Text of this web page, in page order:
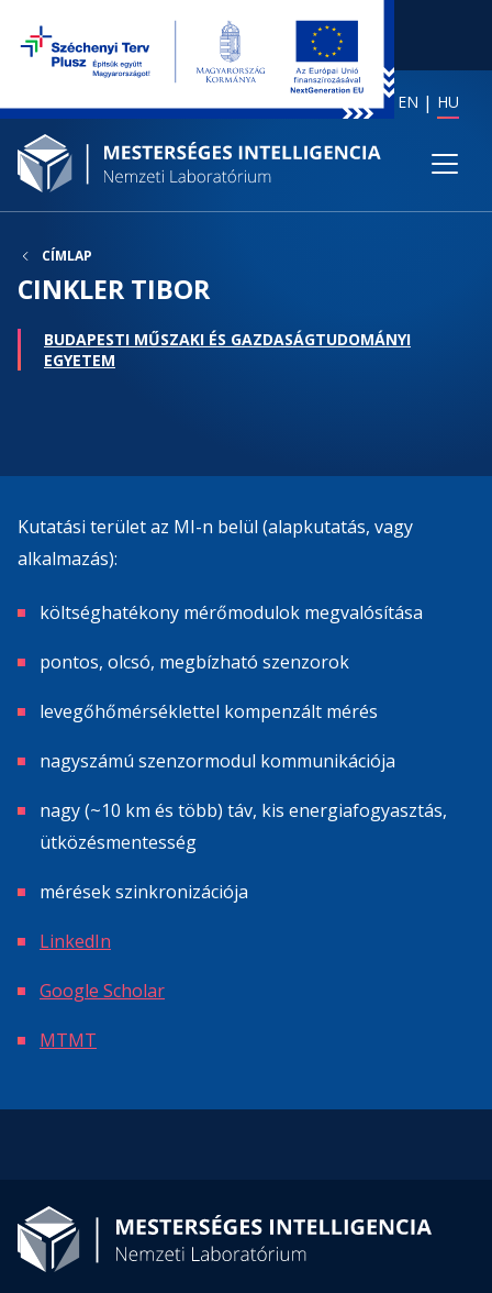
EN HU
CÍMLAP
CINKLER TIBOR
BUDAPESTI MŰSZAKI ÉS GAZDASÁGTUDOMÁNYI
EGYETEM
Kutatási terület az MI-n belül (alapkutatás, vagy
alkalmazás):
költséghatékony mérőmodulok megvalósítása
pontos, olcsó, megbízható szenzorok
levegőhőmérséklettel kompenzált mérés
nagyszámú szenzormodul kommunikációja
nagy (~10 km és több) táv, kis energiafogyasztás,
ütközésmentesség
mérések szinkronizációja
LinkedIn
Google Scholar
MTMT